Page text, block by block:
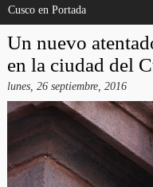
Cusco en Portada
Un nuevo
en la ciudad del
lunes, 26 septiembre, 2016